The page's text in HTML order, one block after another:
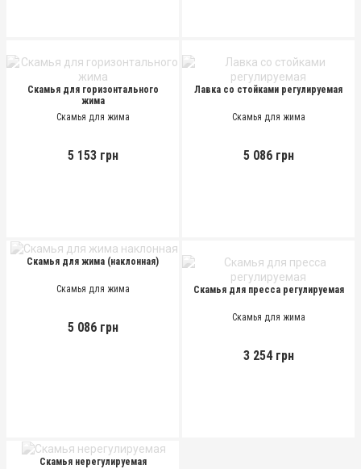
Скамья для горизонтального
жима
Скамья для жима
5 153 грн
Лавка со стойками регулируемая
Скамья для жима
5 086 грн
Скамья для жима (наклонная)
Скамья для жима
5 086 грн
Скамья для пресса регулируемая
Скамья для жима
3 254 грн
Скамья нерегулируемая